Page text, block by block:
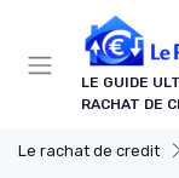
LE GUIDE
RACHAT DE
Le rachat de credit
Panneau de